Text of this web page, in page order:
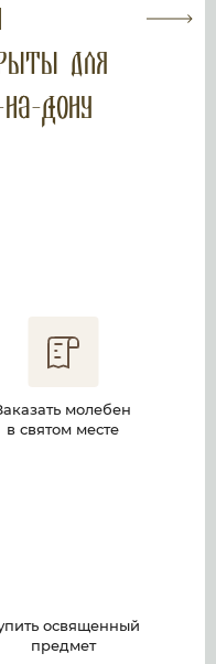
для
Дону
молебен
в святом месте